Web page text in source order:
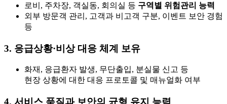
로비, 주차장, 객실동, 회의실 등 구역별 위험관리 능력
외부 방문객 관리, 고객과 비고객 구분, 이벤트 보안 경험
등
3. 응급상황·비상 대응 체계 보유
화재, 응급환자 발생, 무단출입, 분실물 신고 등
현장 상황에 대한 대응 프로토콜 및 매뉴얼화 여부
4. 서비스 품질과 보안의 균형 유지 능력